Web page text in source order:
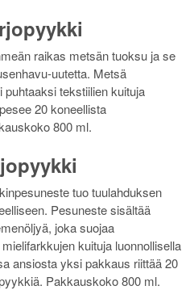
raikas metsän tuoksu ja se
uutetta. Metsä
tekstiilien kuituja
20 koneellista
800 ml.
tuo tuulahduksen
Pesuneste sisältää
joka suojaa
kuituja luonnollisella
ansiosta yksi pakkaus riittää 20
Pakkauskoko 800 ml.